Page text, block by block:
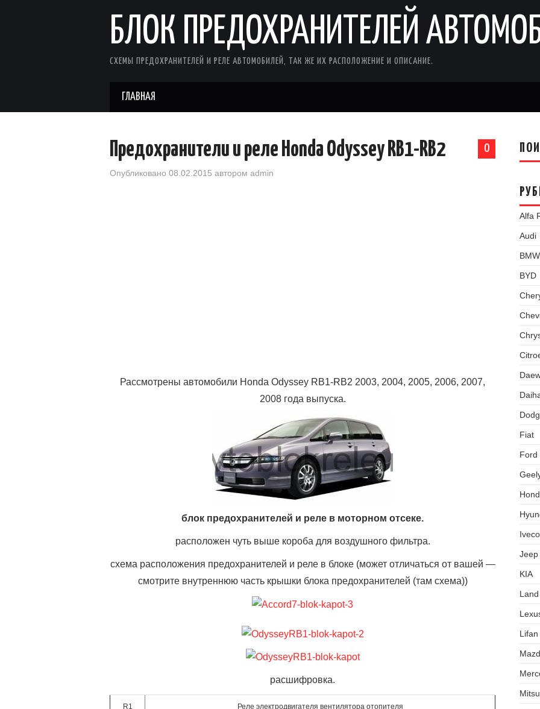
БЛОК ПРЕДОХРАНИТЕЛЕЙ
СХЕМЫ ПРЕДОХРАНИТЕЛЕЙ И РЕЛЕ АВТОМОБИЛЕЙ, ТАК ЖЕ ИХ РАСПОЛОЖЕНИЕ И ОПИСАНИЕ.
ГЛАВНАЯ
0
Предохранители и реле Honda Odyssey RB1-RB2
Опубликовано 08.02.2015 автором admin
Рассмотрены автомобили Honda Odyssey RB1-RB2 2003, 2004, 2005, 2006, 2007,
2008 года выпуска.
блок предохранителей и реле в моторном отсеке.
расположен чуть выше короба для воздушного фильтра.
схема расположения предохранителей и реле в блоке (может отличаться от вашей —
смотрите внутреннюю часть крышки блока предохранителей (там схема))
расшифровка.
R1 Реле электродвигателя вентилятора отопителя
Alfa
Audi
BMW
BYD
Fiat
Ford
Iveco
Jeep
KIA
Lifan